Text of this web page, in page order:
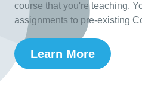
course that you're teaching.
assignments to pre-existing
Learn More